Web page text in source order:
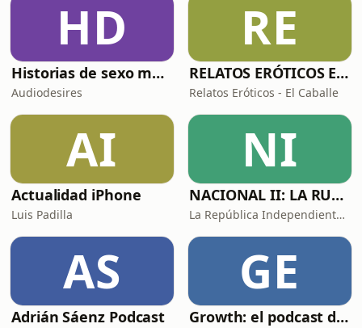
HD
Historias de sexo muy intensas y calientes
Audiodesires
RE
RELATOS ERÓTICOS El Caballero Oscuro
Relatos Eróticos - El Caballe
AI
Actualidad iPhone
Luis Padilla
NI
NACIONAL II: LA RUTA DEL EXILIO
La República Independiente de la Radio
AS
Adrián Sáenz Podcast
GE
Growth: el podcast de Product Hackers 🚀